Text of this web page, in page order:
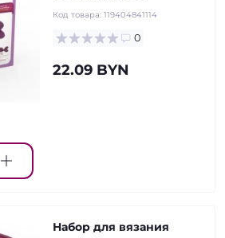
Код товара: 119404841114
0
22.09 BYN
Набор для вязания